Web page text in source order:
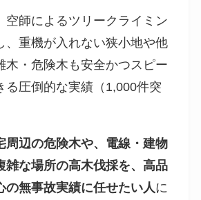
空師によるツリークライミン
、重機が入れない狭小地や他
木・危険木も安全かつスピー
る圧倒的な実績（1,000件突
周辺の危険木や、電線・建物
雑な場所の高木伐採を、高品
の無事故実績に任せたい人 に